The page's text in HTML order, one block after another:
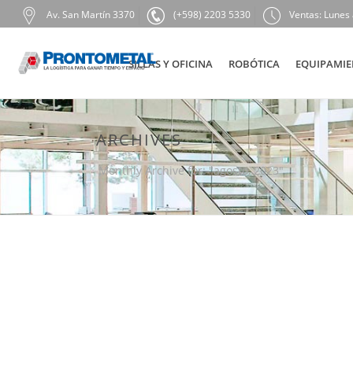
Av. San Martín 3370 (+598) 2203 5330 Ventas:
SILLAS Y OFICINA ROBÓTICA
ARCHIVES
Monthly Archive for: "agosto, 2023"